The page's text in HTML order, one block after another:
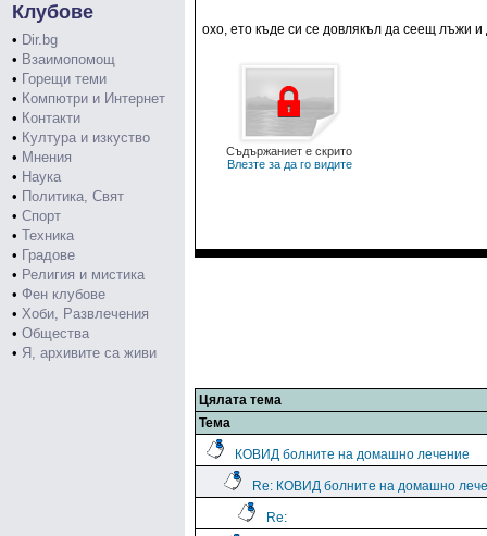
Клубове
• Dir.bg
• Взаимопомощ
• Горещи теми
• Компютри и Интернет
• Контакти
• Култура и изкуство
• Мнения
• Наука
• Политика, Свят
• Спорт
• Техника
• Градове
• Религия и мистика
• Фен клубове
• Хоби, Развлечения
• Общества
• Я, архивите са живи
охо, ето къде си се довлякъл да сеещ лъжи
Съдържаниет е скрито
Влезте за да го видите
Цялата тема
Тема
КОВИД болните на домашно лечение
Re: КОВИД болните на домашно
Re: